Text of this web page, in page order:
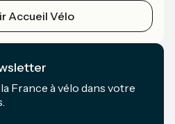
Accueil Vélo
la France à vélo dans votre